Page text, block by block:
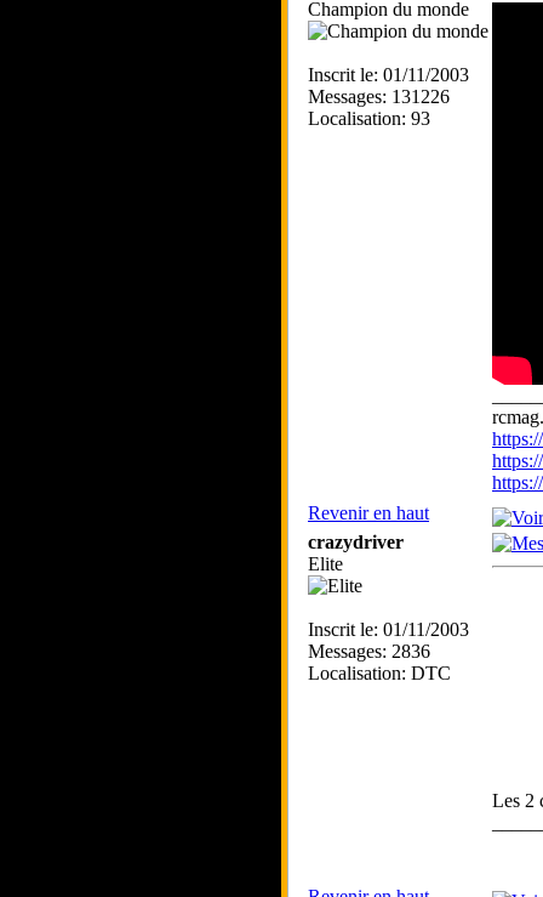
Champion du monde
Inscrit le: 01/11/2003
Messages: 131226
Localisation: 93
Revenir en haut
crazydriver
Elite
Inscrit le: 01/11/2003
Messages: 2836
Localisation: DTC
Les 2